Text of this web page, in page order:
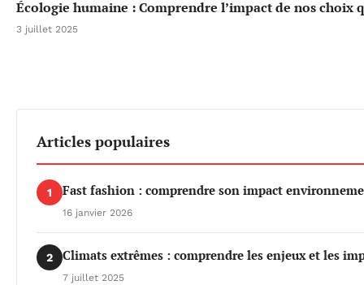
Écologie humaine : Comprendre l’impact de nos choix
3 juillet 2025
Articles populaires
1 Fast fashion : comprendre son impact
16 janvier 2026
2 Climats extrêmes : comprendre les enjeux et les
7 juillet 2025